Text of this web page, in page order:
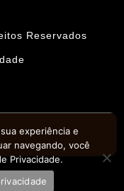
Reservados
experiência e
navegando, você
Privacidade.